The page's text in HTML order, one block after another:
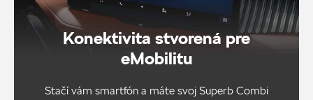
Konektivita stvorená pre
eMobilitu
Stačí vám smartfón a máte svoj Superb Combi